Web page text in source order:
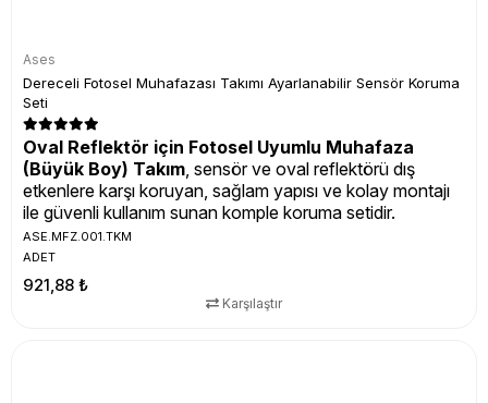
Ases
Dereceli Fotosel Muhafazası Takımı Ayarlanabilir Sensör Koruma
Seti
Oval Reflektör için Fotosel Uyumlu Muhafaza
(Büyük Boy) Takım, sensör ve oval reflektörü dış
etkenlere karşı koruyan, sağlam yapısı ve kolay montajı
ile güvenli kullanım sunan komple koruma setidir.
ASE.MFZ.001.TKM
ADET
921,88 ₺
Karşılaştır